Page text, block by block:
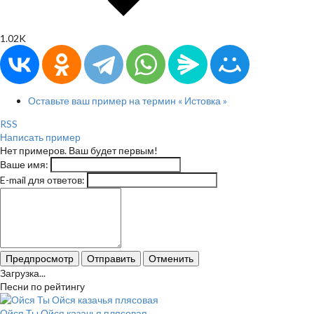
1.02K
Оставьте ваш пример на термин « Истовка »
RSS
Написать пример
Нет примеров. Ваш будет первым!
Ваше имя:
E-mail для ответов:
Предпросмотр Отправить Отменить
Загрузка...
Песни по рейтингу